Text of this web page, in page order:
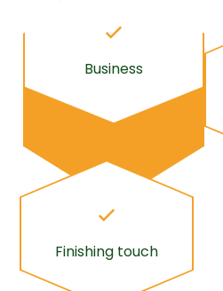
Business
Finishing touch